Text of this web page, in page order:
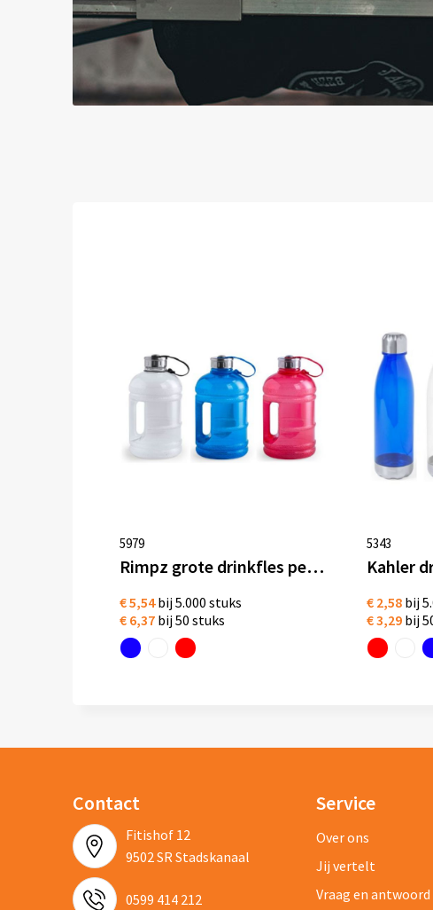
5979
Rimpz grote drinkfles pet 1,89 liter
€ 5,54 bij 5.000 stuks
€ 6,37 bij 50 stuks
5343
€ 2,58 bij
€ 3,29 bij
Contact
Fitishof 12
9502 SR Stadskanaal
0599 414 212
Service
Over ons
Jij vertelt
Vraag en antwoord